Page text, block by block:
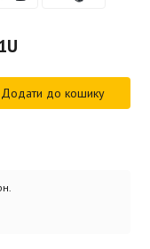
Додати до кошику